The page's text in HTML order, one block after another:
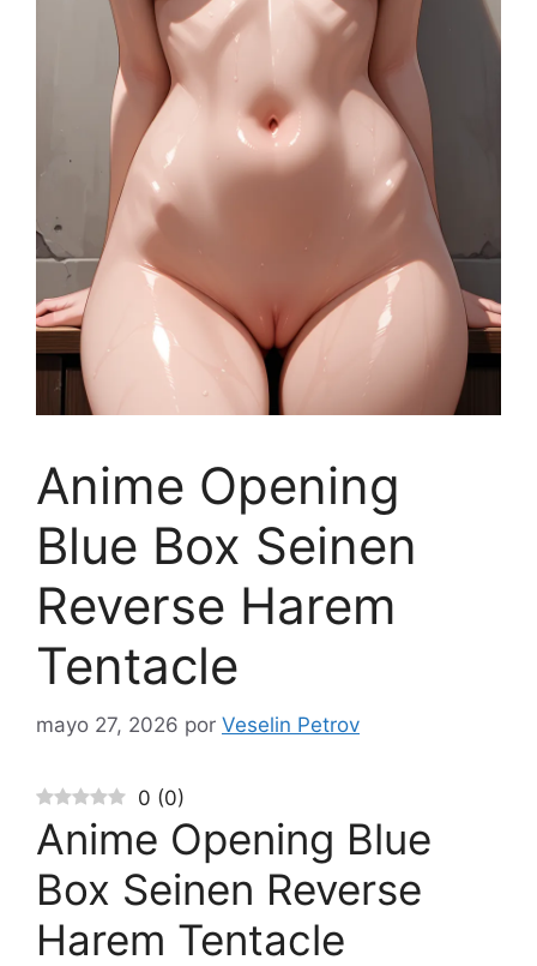
Anime Opening
Blue Box Seinen
Reverse Harem
Tentacle
mayo 27, 2026 por Veselin Petrov
0 (0)
Anime Opening Blue
Box Seinen Reverse
Harem Tentacle